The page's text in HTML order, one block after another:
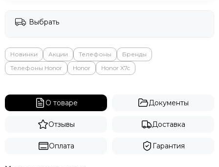
Выбрать
Новинки Акции Телефоны
Бренды
Телефоны Honor
Honor Honor X7c
О товаре Документы
Отзывы Доставка
Оплата Гарантия